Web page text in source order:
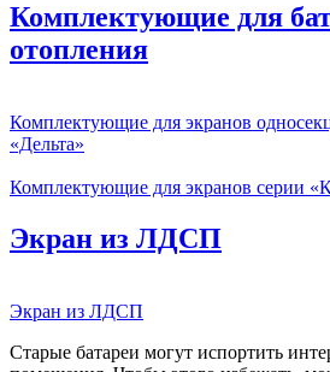
Комплектующие для
отопления
Комплектующие для экранов
«Дельта»
Комплектующие для экранов серии
Экран из ЛДСП
Экран из ЛДСП
Старые батареи могут испортить